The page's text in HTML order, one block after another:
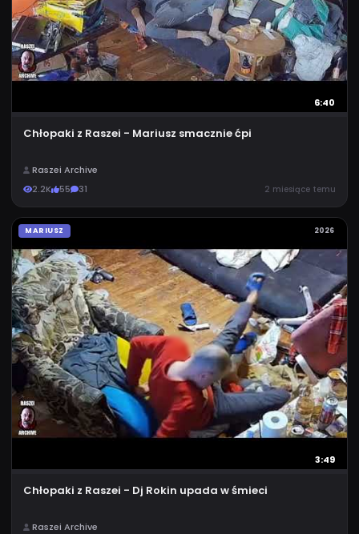
6:40
Chłopaki z Raszei - Mariusz smacznie ćpi
Raszei Archive
2.2K
55 31 2 miesiące temu
3:49
MARIUSZ 2026
Chłopaki z Raszei - Dj Rokin upada w śmieci
Raszei Archive